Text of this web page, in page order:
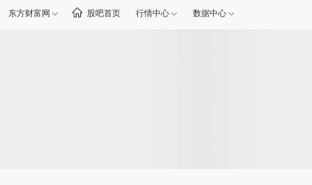
东方财富网 股吧首页 行情中心 数据中心